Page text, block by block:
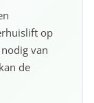
op
van
de